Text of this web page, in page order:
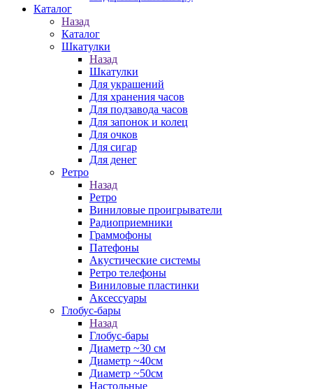
Каталог
Назад
Каталог
Шкатулки
Назад
Шкатулки
Для украшений
Для хранения часов
Для подзавода часов
Для запонок и колец
Для очков
Для сигар
Для денег
Ретро
Назад
Ретро
Виниловые проигрыватели
Радиоприемники
Граммофоны
Патефоны
Акустические системы
Ретро телефоны
Виниловые пластинки
Аксессуары
Глобус-бары
Назад
Глобус-бары
Диаметр ~30 см
Диаметр ~40см
Диаметр ~50см
Настольные